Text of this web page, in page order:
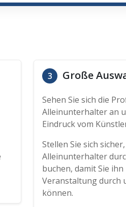
3 Große
Sehen Sie sich die
Alleinunterhalter an
Eindruck vom
Stellen Sie sich
Alleinunterhalter
buchen, damit Sie
Veranstaltung durch
können.